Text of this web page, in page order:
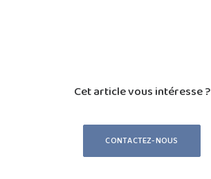
Cet article vous intéresse ?
CONTACTEZ-NOUS